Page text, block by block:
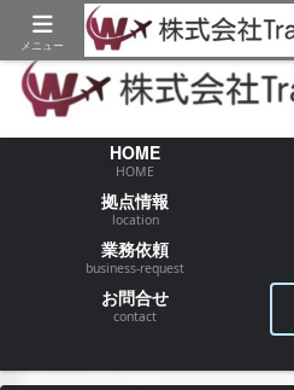
【物流/運送/配送】でお困りの事が御座
HOME
HOME
拠点情報
location
業務依頼
business-request
お問合せ
contact
メニュー